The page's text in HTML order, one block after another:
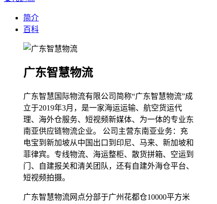
简介
百科
广东智慧物流
广东智慧国际物流有限公司简称“广东智慧物流”成
立于2019年3月，是一家海运运输、航空货运代
理、海外仓服务、短视频新媒体、为一体的专业东
南亚供应链物流企业。 公司主营东南亚业务：充
电宝到新加坡从中国出口到印尼、马来、新加坡和
菲律宾。专线物流、海运整柜、散货拼箱、空运到
门、自建报关和清关团队，还有自建外海仓平台、
短视频拍摄。
广东智慧物流网点分部于广州花都仓10000平方米